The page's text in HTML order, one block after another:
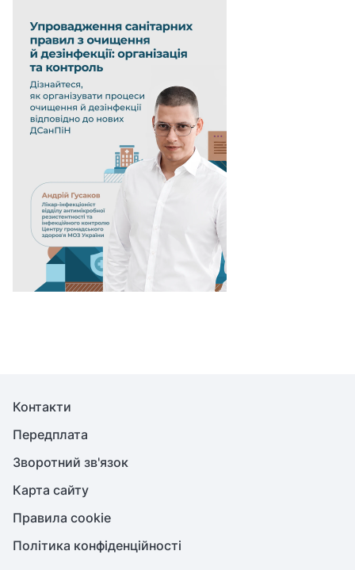
Контакти
Передплата
Зворотний зв'язок
Карта сайту
Правила cookie
Політика конфіденційності